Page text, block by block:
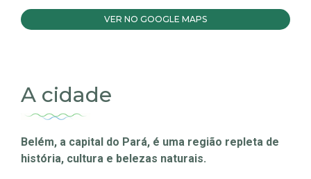
VER NO GOOGLE MAPS
A cidade
Belém, a capital do Pará, é uma região repleta de
história, cultura e belezas naturais.